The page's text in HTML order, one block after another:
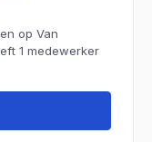
op Van
1 medewerker